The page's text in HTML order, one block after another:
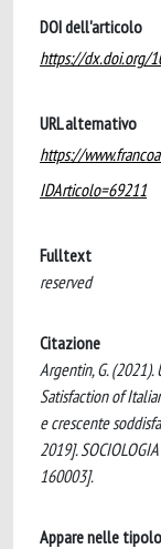
DOI dell'articolo
https://dx.doi.org/
URL alternativo
https://
IDArticolo=69211
Fulltext
reserved
Citazione
Argentin, G. (2021).
Satisfaction of
e crescente
2019].
160003].
Appare nelle